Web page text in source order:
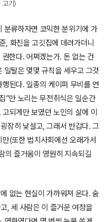
고기〉
분류하자면 코믹한 분위기에 가
, 화진을 고깃집에 데려가더니
한다. 어쩌겠는가. 돈 없는 건
일탈은 몇몇 규칙을 세우고 그것
된다. 일종의 케이퍼 무비를 연
”만 노리는 무전취식은 일순간
되게만 보였던 노인의 삶에 이
장히 낯설고, 그래서 반갑다. 그
(또한 법치사회에선 오래가서
의 즐거움이 영원히 지속되길
없는 현실이 가까워져 온다. 숨
, 세 사람은 이 즐거운 여정을